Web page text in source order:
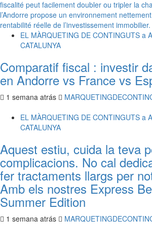
EL MÀRQUETING DE CONTINGUTS a
CATALUNYA
Comparatif fiscal : investir
en Andorre vs France vs
1 semana atrás
EL MÀRQUETING DE CONTINGUTS a
CATALUNYA
Aquest estiu, cuida la teva
complicacions. No cal
fer tractaments llargs per
Amb els nostres Express
Summer Edition
1 semana atrás